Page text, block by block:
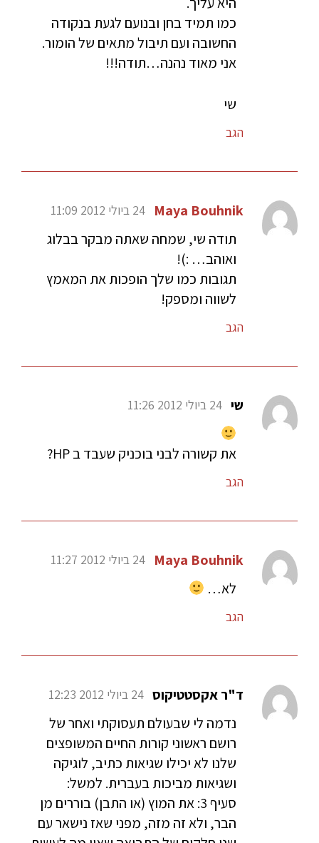
כמו תמיד בחן ובנועם לגעת בנקודה
החשובה ועם תיבול מתאים של הומור.
אני מאוד נהנה…תודה!!!
שי
הגב
Maya Bouhnik 24 ביולי 2012 11:09
תודה שי, שמחה שאתה מבקר בבלוג
ואוהב… :)!
תגובות כמו שלך הופכות את המאמץ
לשווה ומספק!
הגב
שי 24 ביולי 2012 11:26
את קשורה לבני בוכניק שעבד ב HP?
הגב
Maya Bouhnik 24 ביולי 2012 11:27
לא…
הגב
ד"ר אקסטטיקוס 24 ביולי 2012 12:23
נדמה לי שבעולם תעסוקתי ואחר של
רושם ראשוני קורות החיים המשופצים
שלנו לא יכילו שגיאות כתיב, לוגיקה
ושגיאות מביכות בעברית. למשל:
סעיף 3: את המוץ (או התבן) בוררים מן
הבר, ולא זה מזה, מפני שאז נישאר עם